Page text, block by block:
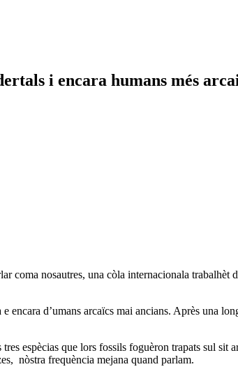
i encara humans més
coma nosautres, una còla internacionala trabalhèt
e encara d’umans arcaïcs mai ancians. Après una
espècias que lors fossils foguèron trapats sul sit
nòstra frequència mejana quand parlam.